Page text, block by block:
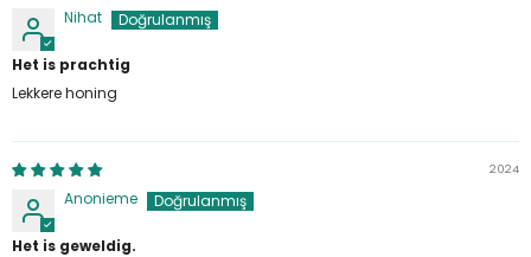
Nihat
Het is prachtig
Lekkere honing
2024
Anonieme
Het is geweldig.